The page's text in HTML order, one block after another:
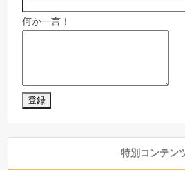
何か一言！
特別コンテン